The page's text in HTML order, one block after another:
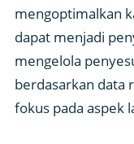
mengoptimalkan
dapat menjadi
mengelola
berdasarkan data
fokus pada aspek